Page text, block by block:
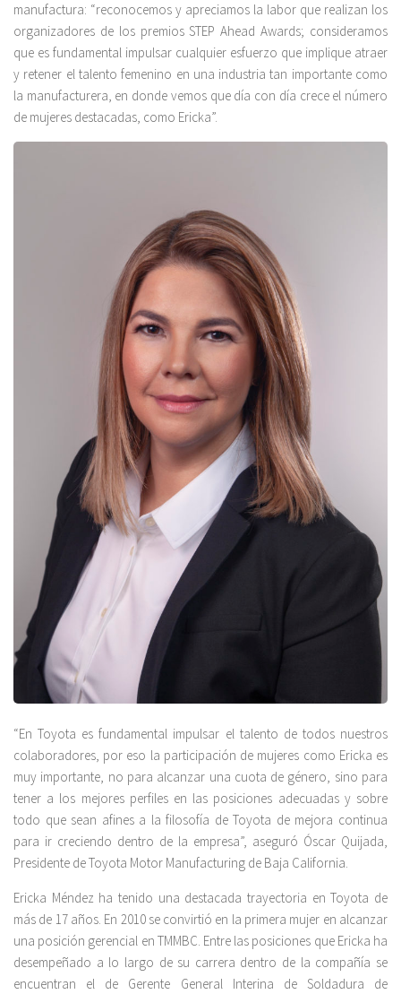
manufactura: “reconocemos y apreciamos la labor que realizan los
organizadores de los premios STEP Ahead Awards; consideramos
que es fundamental impulsar cualquier esfuerzo que implique atraer
y retener el talento femenino en una industria tan importante como
la manufacturera, en donde vemos que día con día crece el número
de mujeres destacadas, como Ericka”.
“En Toyota es fundamental impulsar el talento de todos nuestros
colaboradores, por eso la participación de mujeres como Ericka es
muy importante, no para alcanzar una cuota de género, sino para
tener a los mejores perfiles en las posiciones adecuadas y sobre
todo que sean afines a la filosofía de Toyota de mejora continua
para ir creciendo dentro de la empresa”, aseguró Óscar Quijada,
Presidente de Toyota Motor Manufacturing de Baja California.
Ericka Méndez ha tenido una destacada trayectoria en Toyota de
más de 17 años. En 2010 se convirtió en la primera mujer en alcanzar
una posición gerencial en TMMBC. Entre las posiciones que Ericka ha
desempeñado a lo largo de su carrera dentro de la compañía se
encuentran el de Gerente General Interina de Soldadura de